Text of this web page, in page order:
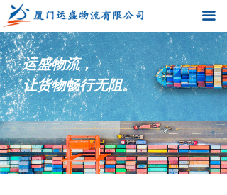
끀
首页
关于我们
业务范围
新闻资讯
订单查询
铁路查询
运盛物流，
让货物畅行无阻。